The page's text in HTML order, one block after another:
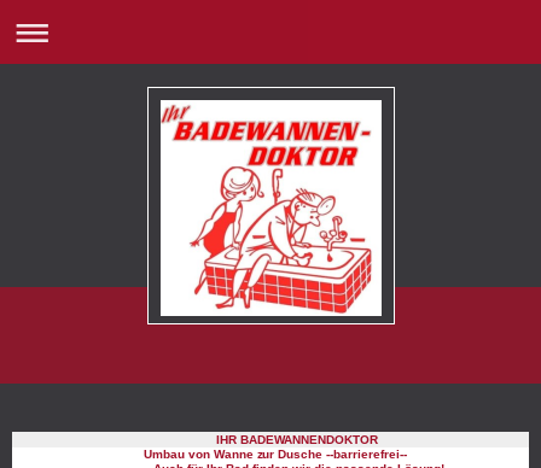
IHR BADEWANNENDOKTOR
Umbau von Wanne zur Dusche --barrierefrei--